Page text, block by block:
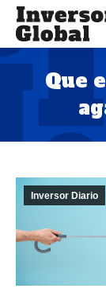
Que
Inversor Diario